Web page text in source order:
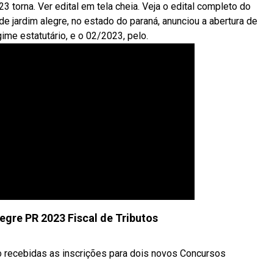
torna. Ver edital em tela cheia. Veja o edital completo do
jardim alegre, no estado do paraná, anunciou a abertura de
estatutário, e o 02/2023, pelo.
PR 2023 Fiscal de Tributos
as inscrições para dois novos Concursos